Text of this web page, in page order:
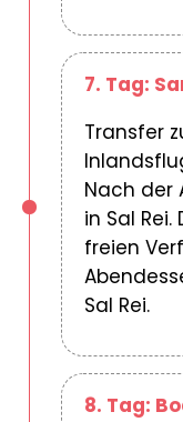
7. Tag:
Transfer
Nach der
in Sal
freien
Sal Rei.
8. Tag: